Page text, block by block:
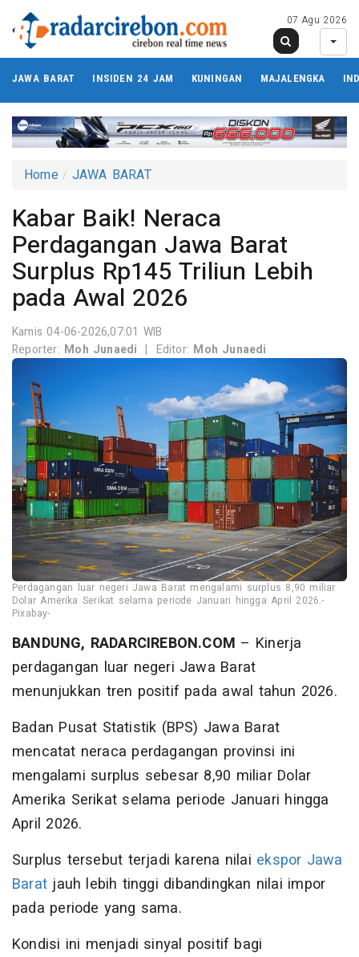
07 Agu 2026
JAWA BARAT INSIDEN 24 JAM KUNINGAN MAJALENGKA
Home JAWA BARAT
Kabar Baik! Neraca
Perdagangan Jawa Barat
Surplus Rp145 Triliun Lebih
pada Awal 2026
Kamis 04-06-2026,07:01 WIB
Reporter: Moh Junaedi | Editor: Moh Junaedi
Perdagangan luar negeri Jawa Barat mengalami surplus 8,90 miliar
Dolar Amerika Serikat selama periode Januari hingga April 2026.-
Pixabay-
BANDUNG, RADARCIREBON.COM – Kinerja
perdagangan luar negeri Jawa Barat
menunjukkan tren positif pada awal tahun 2026.
Badan Pusat Statistik (BPS) Jawa Barat
mencatat neraca perdagangan provinsi ini
mengalami surplus sebesar 8,90 miliar Dolar
Amerika Serikat selama periode Januari hingga
April 2026.
Surplus tersebut terjadi karena nilai ekspor Jawa
Barat jauh lebih tinggi dibandingkan nilai impor
pada periode yang sama.
Kondisi ini menjadi sinyal positif bagi